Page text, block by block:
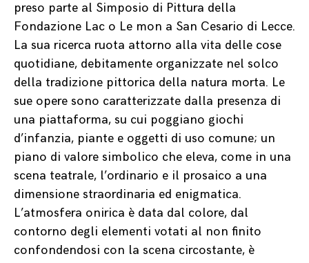
preso parte al Simposio di Pittura della
Fondazione Lac o Le mon a San Cesario di Lecce.
La sua ricerca ruota attorno alla vita delle cose
quotidiane, debitamente organizzate nel solco
della tradizione pittorica della natura morta. Le
sue opere sono caratterizzate dalla presenza di
una piattaforma, su cui poggiano giochi
d’infanzia, piante e oggetti di uso comune; un
piano di valore simbolico che eleva, come in una
scena teatrale, l’ordinario e il prosaico a una
dimensione straordinaria ed enigmatica.
L’atmosfera onirica è data dal colore, dal
contorno degli elementi votati al non finito
confondendosi con la scena circostante, è